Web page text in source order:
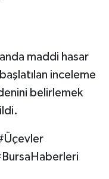
maddi hasar
inceleme
belirlemek